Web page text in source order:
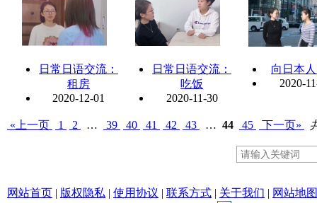
日常日语交流：
租房
2020-12-01
日常日语交流：
吃饭
2020-11-30
向日本
2020-
«上一页 1 2 … 39 40 41 42 43 … 44 45 下一页»
网站首页 | 版权隐私 | 使用协议 | 联系方式 | 关于我们 | 网站地图